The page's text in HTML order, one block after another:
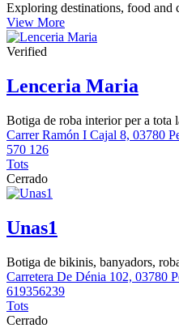
Exploring destinations, food and
View More
Verified
Lenceria Maria
Botiga de roba interior per a tota
Carrer Ramón I Cajal 8, 03780
570 126
Tots
Cerrado
Unas1
Botiga de bikinis, banyadors,
Carretera De Dénia 102, 03780
619356239
Tots
Cerrado